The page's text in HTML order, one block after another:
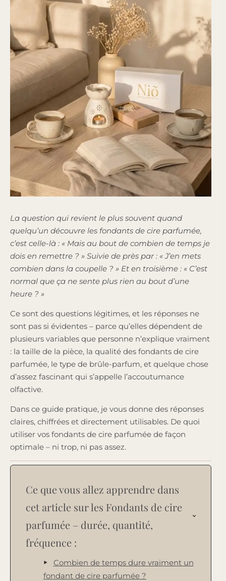
La question qui revient le plus souvent quand
quelqu’un découvre les fondants de cire parfumée,
c’est celle-là : « Mais au bout de combien de temps je
dois en remettre ? » Suivie de près par : « J’en mets
combien dans la coupelle ? » Et en troisième : « C’est
normal que ça ne sente plus rien au bout d’une
heure ? »
Ce sont des questions légitimes, et les réponses ne
sont pas si évidentes – parce qu’elles dépendent de
plusieurs variables que personne n’explique vraiment
: la taille de la pièce, la qualité des fondants de cire
parfumée, le type de brûle-parfum, et quelque chose
d’assez fascinant qui s’appelle l’accoutumance
olfactive.
Dans ce guide pratique, je vous donne des réponses
claires, chiffrées et directement utilisables. De quoi
utiliser vos fondants de cire parfumée de façon
optimale – ni trop, ni pas assez.
Ce que vous allez apprendre dans
cet article sur les Fondants de cire
parfumée – durée, quantité,
fréquence :
Combien de temps dure vraiment un
fondant de cire parfumée ?